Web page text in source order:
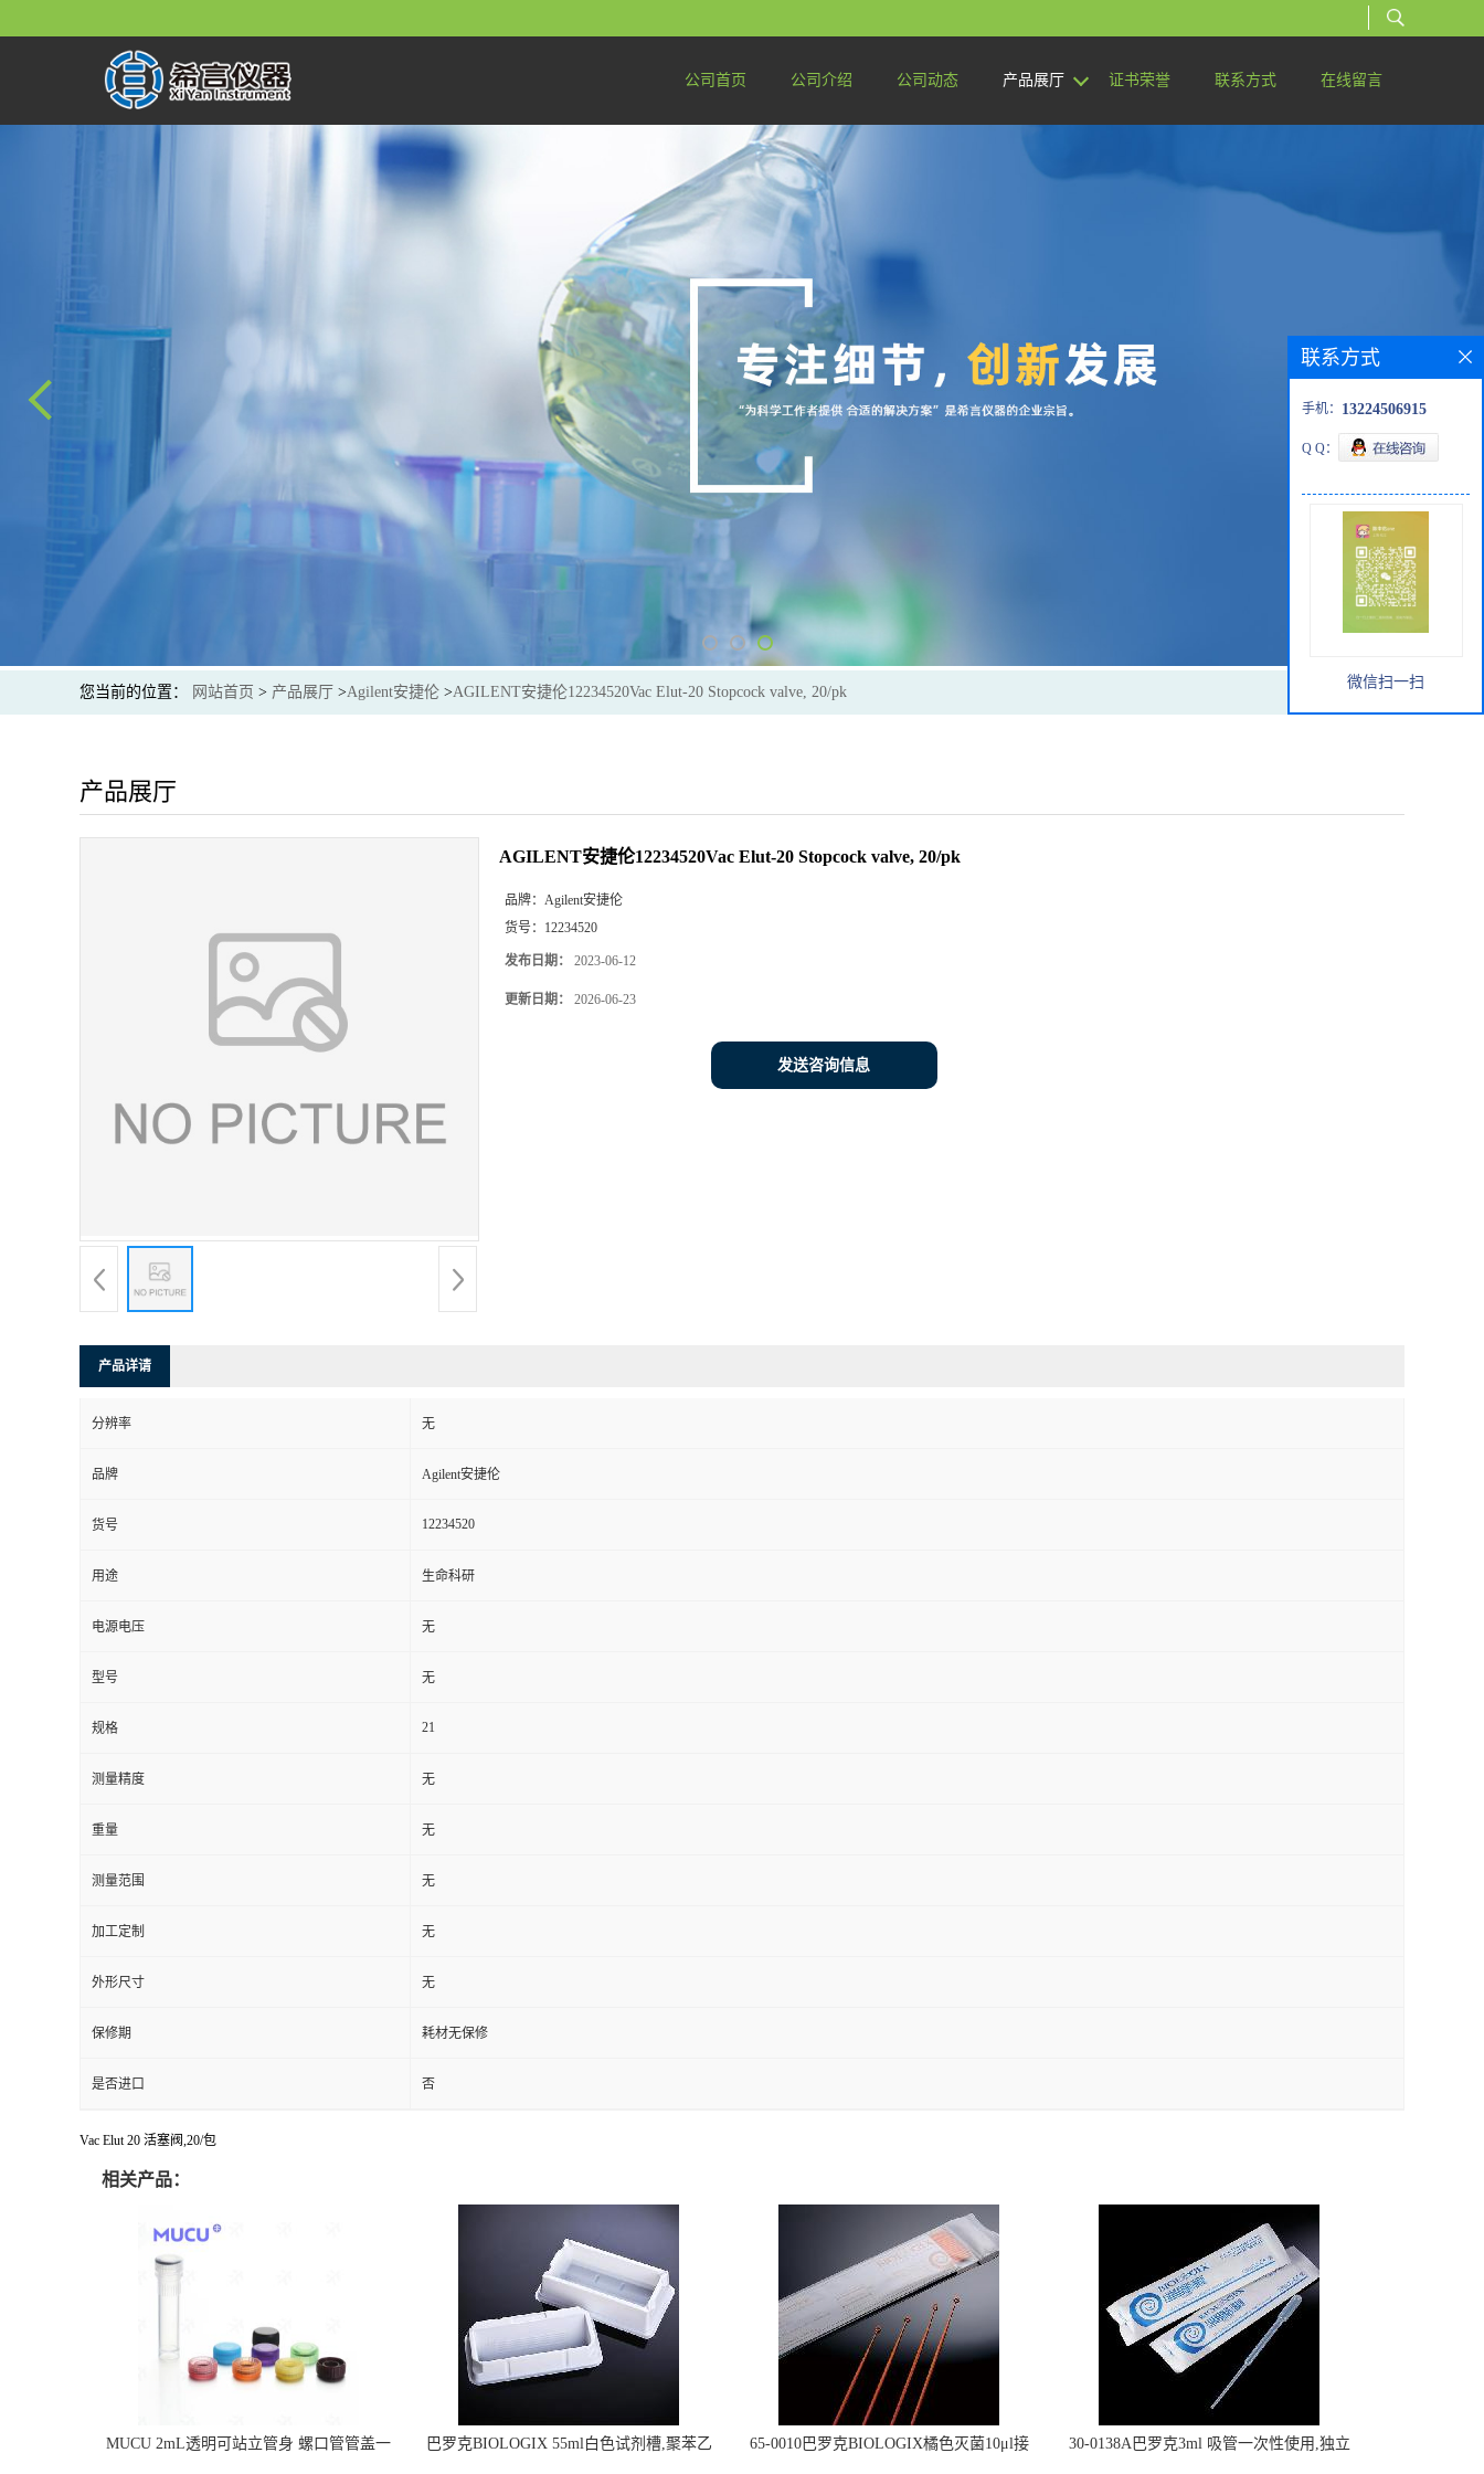
公司首页 公司介绍 公司动态 产品展厅 证书荣誉 联系方式 在线留言
您当前的位置： 网站首页 > 产品展厅 >Agilent安捷伦 >AGILENT安捷伦12234520Vac Elut-20 Stopcock valve, 20/pk
产品展厅
AGILENT安捷伦12234520Vac Elut-20 Stopcock valve, 20/pk
品牌： Agilent安捷伦
货号： 12234520
发布日期： 2023-06-12
更新日期： 2026-06-23
发送咨询信息
产品详请
分辨率 无
品牌 Agilent安捷伦
货号 12234520
用途 生命科研
电源电压 无
型号 无
规格 21
测量精度 无
重量 无
测量范围 无
加工定制 无
外形尺寸 无
保修期 耗材无保修
是否进口 否
Vac Elut 20 活塞阀,20/包
相关产品：
MUCU 2mL透明可站立管身 螺口管管盖一
巴罗克BIOLOGIX 55ml白色试剂槽,聚苯乙
65-0010巴罗克BIOLOGIX橘色灭菌10μl接
30-0138A巴罗克3ml 吸管一次性使用,独立
联系方式
手机： 13224506915
Q Q：
微信扫一扫